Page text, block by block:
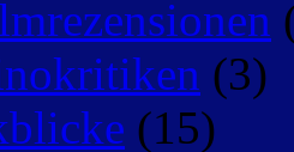
(3)
(15)